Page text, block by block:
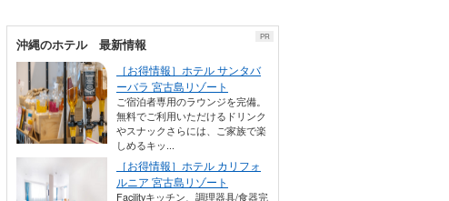
PR
沖縄のホテル 最新情報
［お得情報］ホテル サンタバ
ーバラ 宮古島リゾート
ご宿泊者専用のラウンジを完備。
無料でご利用いただけるドリンク
やスナックさらには、ご家族で楽
しめるキッ...
［お得情報］ホテル カリフォ
ルニア 宮古島リゾート
Facilityキッチン、調理器具/食器完